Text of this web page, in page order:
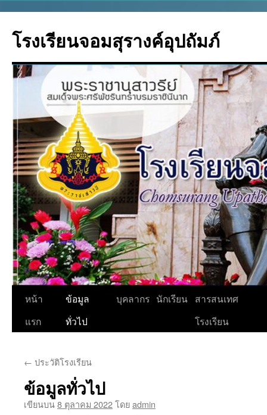
โรงเรียนจอมสุรางค์อุปถัมภ์
ข้าม
ไป
เนื้อหา
หน้า
แรก
ข้อมูล
ทั่วไป
บุคลากร นักเรียน สารสนเทศ
โรงเรียน
← ประวัติโรงเรียน
ข้อมูลทั่วไป
เขียนบน8 ตุลาคม 2022โดยadmin